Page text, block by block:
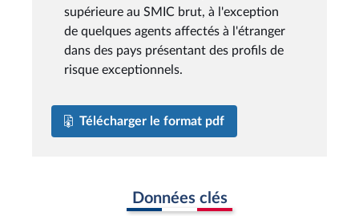
supérieure au SMIC brut, à l'exception
de quelques agents affectés à l'étranger
dans des pays présentant des profils de
risque exceptionnels.
Télécharger le format pdf
Données clés